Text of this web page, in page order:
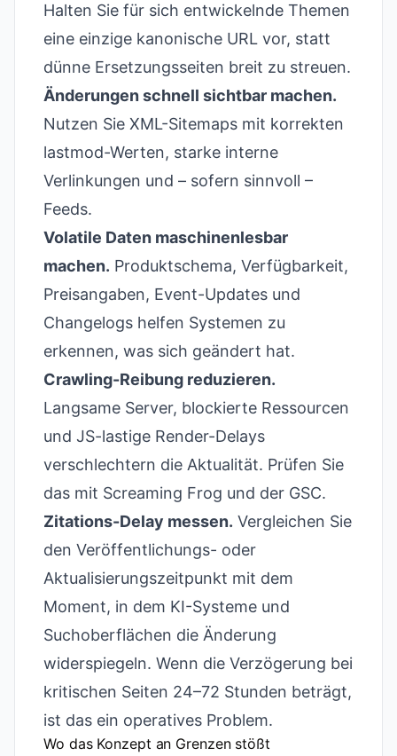
Halten Sie für sich entwickelnde Themen
eine einzige kanonische URL vor, statt
dünne Ersetzungsseiten breit zu streuen.
Änderungen schnell sichtbar machen.
Nutzen Sie XML-Sitemaps mit korrekten
lastmod-Werten, starke interne
Verlinkungen und – sofern sinnvoll –
Feeds.
Volatile Daten maschinenlesbar
machen. Produktschema, Verfügbarkeit,
Preisangaben, Event-Updates und
Changelogs helfen Systemen zu
erkennen, was sich geändert hat.
Crawling-Reibung reduzieren.
Langsame Server, blockierte Ressourcen
und JS-lastige Render-Delays
verschlechtern die Aktualität. Prüfen Sie
das mit Screaming Frog und der GSC.
Zitations-Delay messen. Vergleichen Sie
den Veröffentlichungs- oder
Aktualisierungszeitpunkt mit dem
Moment, in dem KI-Systeme und
Suchoberflächen die Änderung
widerspiegeln. Wenn die Verzögerung bei
kritischen Seiten 24–72 Stunden beträgt,
ist das ein operatives Problem.
Wo das Konzept an Grenzen stößt